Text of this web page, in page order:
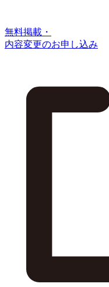
無料掲載・
内容変更のお申し込み